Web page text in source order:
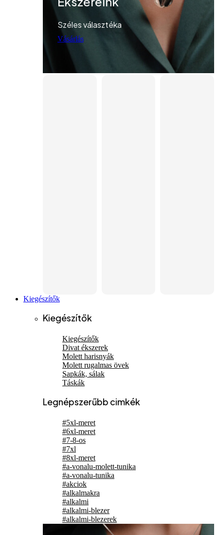
Széles választéka
Vásárlás
Kiegészítők
Kiegészítők
Kiegészítők
Divat ékszerek
Molett harisnyák
Molett rugalmas övek
Sapkák, sálak
Táskák
Legnépszerűbb cimkék
#5xl-meret
#6xl-meret
#7-8-os
#7xl
#8xl-meret
#a-vonalu-molett-tunika
#a-vonalu-tunika
#akciok
#alkalmakra
#alkalmi
#alkalmi-blezer
#alkalmi-blezerek